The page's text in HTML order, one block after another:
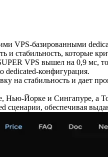
VPS-базированными
стабильность, которые
VPS вышел на 0,9 мс,
dedicated-конфигурация.
на стабильность и дает
Нью-Йорке и Сингапуре, а
сценарии, обеспечивая